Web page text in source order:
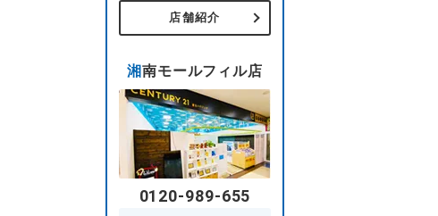
店舗紹介
湘南モールフィル店
0120-989-655